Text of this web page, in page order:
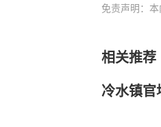
免责声明：
相关推荐
冷水镇官